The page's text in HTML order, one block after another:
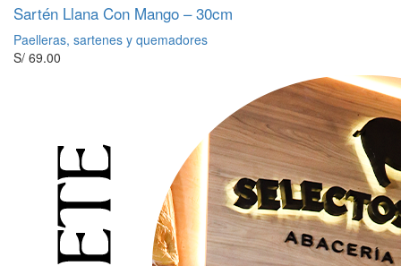
Sartén Llana Con Mango – 30cm
Paelleras, sartenes y quemadores
S/ 69.00